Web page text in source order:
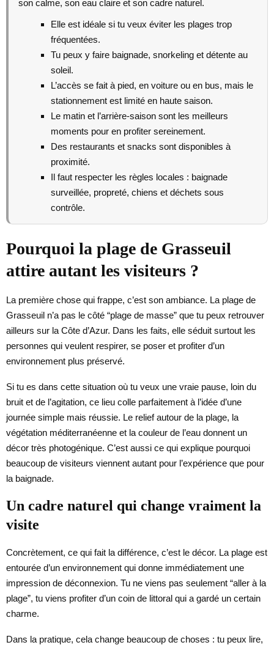
son calme, son eau claire et son cadre naturel.
Elle est idéale si tu veux éviter les plages trop
fréquentées.
Tu peux y faire baignade, snorkeling et détente au
soleil.
L’accès se fait à pied, en voiture ou en bus, mais le
stationnement est limité en haute saison.
Le matin et l’arrière-saison sont les meilleurs
moments pour en profiter sereinement.
Des restaurants et snacks sont disponibles à
proximité.
Il faut respecter les règles locales : baignade
surveillée, propreté, chiens et déchets sous
contrôle.
Pourquoi la plage de Grasseuil
attire autant les visiteurs ?
La première chose qui frappe, c’est son ambiance. La plage de
Grasseuil n’a pas le côté “plage de masse” que tu peux retrouver
ailleurs sur la Côte d’Azur. Dans les faits, elle séduit surtout les
personnes qui veulent respirer, se poser et profiter d’un
environnement plus préservé.
Si tu es dans cette situation où tu veux une vraie pause, loin du
bruit et de l’agitation, ce lieu colle parfaitement à l’idée d’une
journée simple mais réussie. Le relief autour de la plage, la
végétation méditerranéenne et la couleur de l’eau donnent un
décor très photogénique. C’est aussi ce qui explique pourquoi
beaucoup de visiteurs viennent autant pour l’expérience que pour
la baignade.
Un cadre naturel qui change vraiment la
visite
Concrètement, ce qui fait la différence, c’est le décor. La plage est
entourée d’un environnement qui donne immédiatement une
impression de déconnexion. Tu ne viens pas seulement “aller à la
plage”, tu viens profiter d’un coin de littoral qui a gardé un certain
charme.
Dans la pratique, cela change beaucoup de choses : tu peux lire,